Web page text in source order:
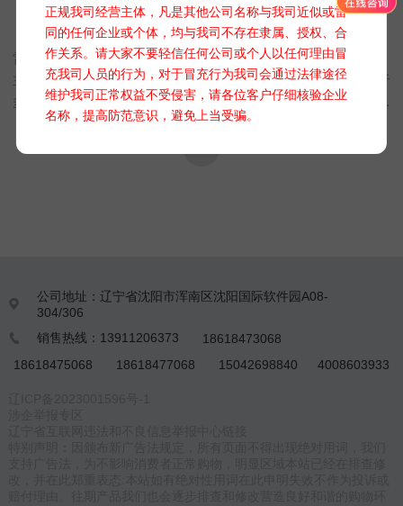
正规我司经营主体，凡是其他公司名称与我司近似或雷
同的任何企业或个体，均与我司不存在隶属、授权、合
作关系。请大家不要轻信任何公司或个人以任何理由冒
充我司人员的行为，对于冒充行为我司会通过法律途径
维护我司正常权益不受侵害，请各位客户仔细核验企业
名称，提高防范意识，避免上当受骗。
雷达流速流量计 DC-LD02
雷达流速流量计是一种利用雷达技术进行流速流量测量的设备，
主要用于河流、管道、渠道等非接触流量测量。其工作原理基于
多普勒效应，通过发射和接收电磁波来计算水流速度和方向，进
而得到流量值‌。

公司地址：辽宁省沈阳市浑南区沈阳国际软件园A08-
304/306
 销售热线：13911206373
18618473068
18618475068
18618477068 15042698840 4008603933